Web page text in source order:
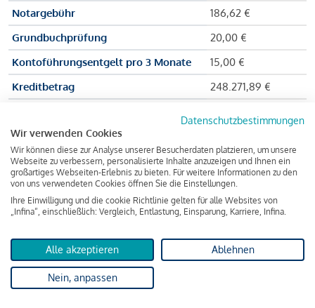
Notargebühr
186,62 €
Grundbuchprüfung
20,00 €
Kontoführungsentgelt pro 3 Monate
15,00 €
Kreditbetrag
248.271,89 €
Zu zahlender Gesamtbetrag
Kreditvermittler
INFINA Credit
Broker GmbH
von 237.000 Euro ausgezahlt, um die Wohnung zu kaufen.
Darüber hinaus fallen aber noch einige Gebühren an (z. B. die
Grundbucheintragungsgebühr), sodass die Bank den
Datenschutzbestimmungen
Wir verwenden Cookies
Wir können diese zur Analyse unserer Besucherdaten platzieren, um unsere
Webseite zu verbessern, personalisierte Inhalte anzuzeigen und Ihnen ein
großartiges Webseiten-Erlebnis zu bieten. Für weitere Informationen zu den
von uns verwendeten Cookies öffnen Sie die Einstellungen.
Ihre Einwilligung und die cookie Richtlinie gelten für alle Websites von
„Infina“, einschließlich: Vergleich, Entlastung, Einsparung, Karriere, Infina.
Alle akzeptieren Ablehnen
Nein, anpassen